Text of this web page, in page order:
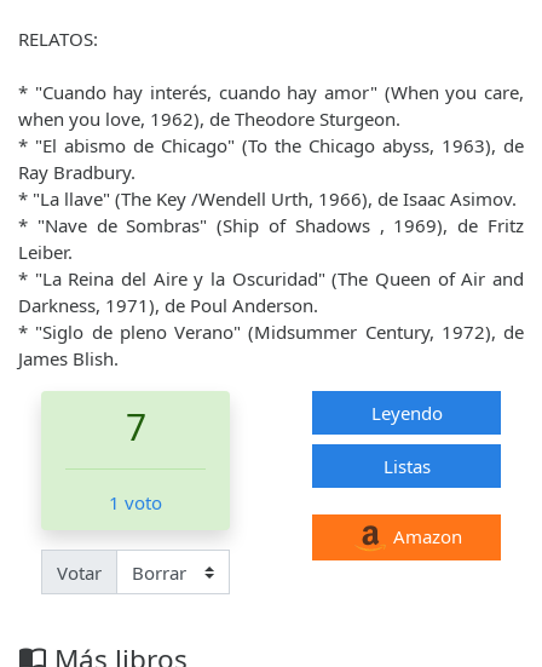
RELATOS:
* "Cuando hay interés, cuando hay amor" (When you care,
when you love, 1962), de Theodore Sturgeon.
* "El abismo de Chicago" (To the Chicago abyss, 1963), de
Ray Bradbury.
* "La llave" (The Key /Wendell Urth, 1966), de Isaac Asimov.
* "Nave de Sombras" (Ship of Shadows , 1969), de Fritz
Leiber.
* "La Reina del Aire y la Oscuridad" (The Queen of Air and
Darkness, 1971), de Poul Anderson.
* "Siglo de pleno Verano" (Midsummer Century, 1972), de
James Blish.
7
1 voto
Votar
Leyendo
Listas
Amazon
import_contacts Más libros